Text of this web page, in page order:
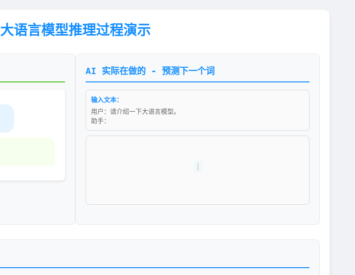
大语言模型推理过程演示
AI 实际在做的 - 预测下一个词
输入文本：
用户：请介绍一下大语言模型。
助手：
|